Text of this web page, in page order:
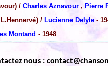
/ Charles Aznavour , Pierre
/ Lucienne Delyle -
Montand - 1948
nous :